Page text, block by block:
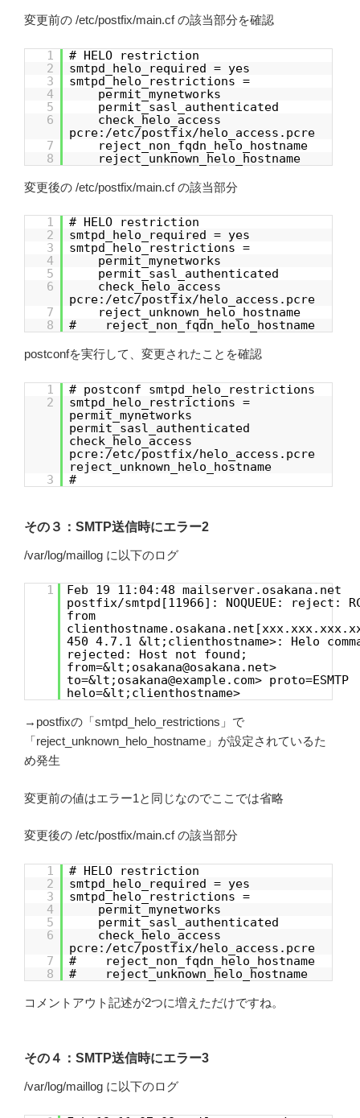
変更前の /etc/postfix/main.cf の該当部分を確認
1
# HELO restriction
2
smtpd_helo_required = yes
3
smtpd_helo_restrictions =
4
permit_mynetworks
5
permit_sasl_authenticated
6
check_helo_access
pcre:/etc/postfix/helo_access.pcre
7
reject_non_fqdn_helo_hostname
8
reject_unknown_helo_hostname
変更後の /etc/postfix/main.cf の該当部分
1
# HELO restriction
2
smtpd_helo_required = yes
3
smtpd_helo_restrictions =
4
permit_mynetworks
5
permit_sasl_authenticated
6
check_helo_access
pcre:/etc/postfix/helo_access.pcre
7
reject_unknown_helo_hostname
8
# reject_non_fqdn_helo_hostname
postconfを実行して、変更されたことを確認
1
# postconf smtpd_helo_restrictions
2
smtpd_helo_restrictions =
permit_mynetworks
permit_sasl_authenticated
check_helo_access
pcre:/etc/postfix/helo_access.pcre
reject_unknown_helo_hostname
3
#
その３：SMTP送信時にエラー2
/var/log/maillog に以下のログ
1
Feb 19 11:04:48 mailserver.osakana.net
postfix/smtpd[11966]: NOQUEUE: reject:
from
450 4.7.1 &lt;clienthostname>: Helo
rejected: Host not found;
from=&lt;osakana@osakana.net>
to=&lt;osakana@example.com> proto=ESMTP
helo=&lt;clienthostname>
→postfixの「smtpd_helo_restrictions」で
「reject_unknown_helo_hostname」が設定されているた
め発生
変更前の値はエラー1と同じなのでここでは省略
変更後の /etc/postfix/main.cf の該当部分
1
# HELO restriction
2
smtpd_helo_required = yes
3
smtpd_helo_restrictions =
4
permit_mynetworks
5
permit_sasl_authenticated
6
check_helo_access
pcre:/etc/postfix/helo_access.pcre
7
# reject_non_fqdn_helo_hostname
8
# reject_unknown_helo_hostname
コメントアウト記述が2つに増えただけですね。
その４：SMTP送信時にエラー3
/var/log/maillog に以下のログ